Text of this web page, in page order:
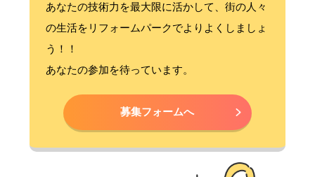
あなたの技術力を最大限に活かして、街の人々
の生活をリフォームパークでよりよくしましょ
う！！
あなたの参加を待っています。
募集フォームへ